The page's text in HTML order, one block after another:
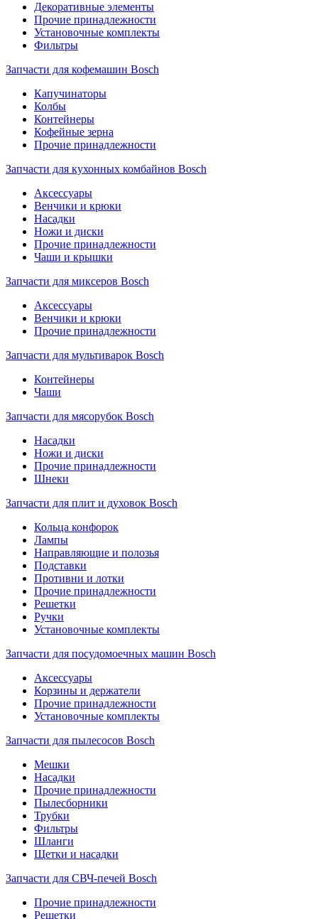
Декоративные элементы
Прочие принадлежности
Установочные комплекты
Фильтры
Запчасти для кофемашин Bosch
Капучинаторы
Колбы
Контейнеры
Кофейные зерна
Прочие принадлежности
Запчасти для кухонных комбайнов Bosch
Аксессуары
Венчики и крюки
Насадки
Ножи и диски
Прочие принадлежности
Чаши и крышки
Запчасти для миксеров Bosch
Аксессуары
Венчики и крюки
Прочие принадлежности
Запчасти для мультиварок Bosch
Контейнеры
Чаши
Запчасти для мясорубок Bosch
Насадки
Ножи и диски
Прочие принадлежности
Шнеки
Запчасти для плит и духовок Bosch
Кольца конфорок
Лампы
Направляющие и полозья
Подставки
Противни и лотки
Прочие принадлежности
Решетки
Ручки
Установочные комплекты
Запчасти для посудомоечных машин Bosch
Аксессуары
Корзины и держатели
Прочие принадлежности
Установочные комплекты
Запчасти для пылесосов Bosch
Мешки
Насадки
Прочие принадлежности
Пылесборники
Трубки
Фильтры
Шланги
Щетки и насадки
Запчасти для СВЧ-печей Bosch
Прочие принадлежности
Решетки